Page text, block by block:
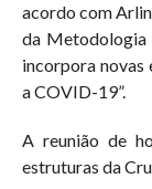
acordo com
da Metodologia
incorpora novas
a COVID-19”.
A reunião de
estruturas da